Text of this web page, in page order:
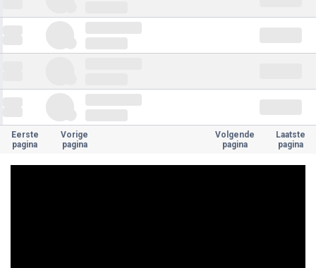
Eerste
pagina
Vorige
pagina
Volgende
pagina
Laatste
pagina